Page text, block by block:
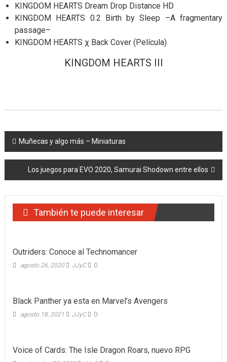
KINGDOM HEARTS Dream Drop Distance HD
KINGDOM HEARTS 0.2 Birth by Sleep –A fragmentary
passage–
KINGDOM HEARTS χ Back Cover (Película)
KINGDOM HEARTS III
Navegación
de
entradas
Muñecas y algo más – Miniaturas
Los juegos para EVO 2020, Samurai Shodown entre ellos
También te puede interesar
Outriders: Conoce al Technomancer
agosto 26, 2020 JJyC 0
Black Panther ya esta en Marvel’s Avengers
agosto 18, 2021 JJyC 0
Voice of Cards: The Isle Dragon Roars, nuevo RPG